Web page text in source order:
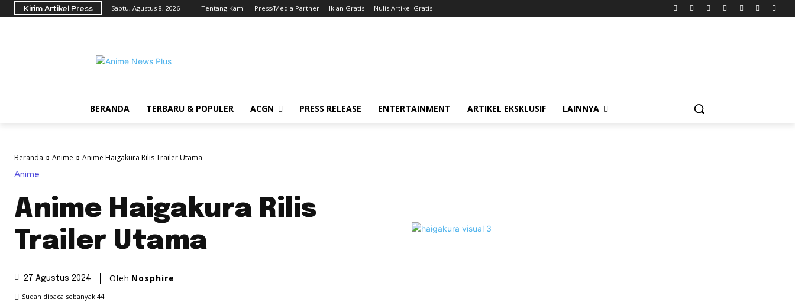
Kirim Artikel Press Sabtu, Agustus 8, 2026 Tentang Kami Press/Media Partner Iklan Gratis Nulis Artikel Gratis
BERANDA TERBARU & POPULER ACGN PRESS RELEASE ENTERTAINMENT ARTIKEL EKSKLUSIF LAINNYA
Beranda Anime Anime Haigakura Rilis Trailer Utama
Anime
Anime Haigakura Rilis
Trailer Utama
27 Agustus 2024 Oleh Nosphire
Sudah dibaca sebanyak 44